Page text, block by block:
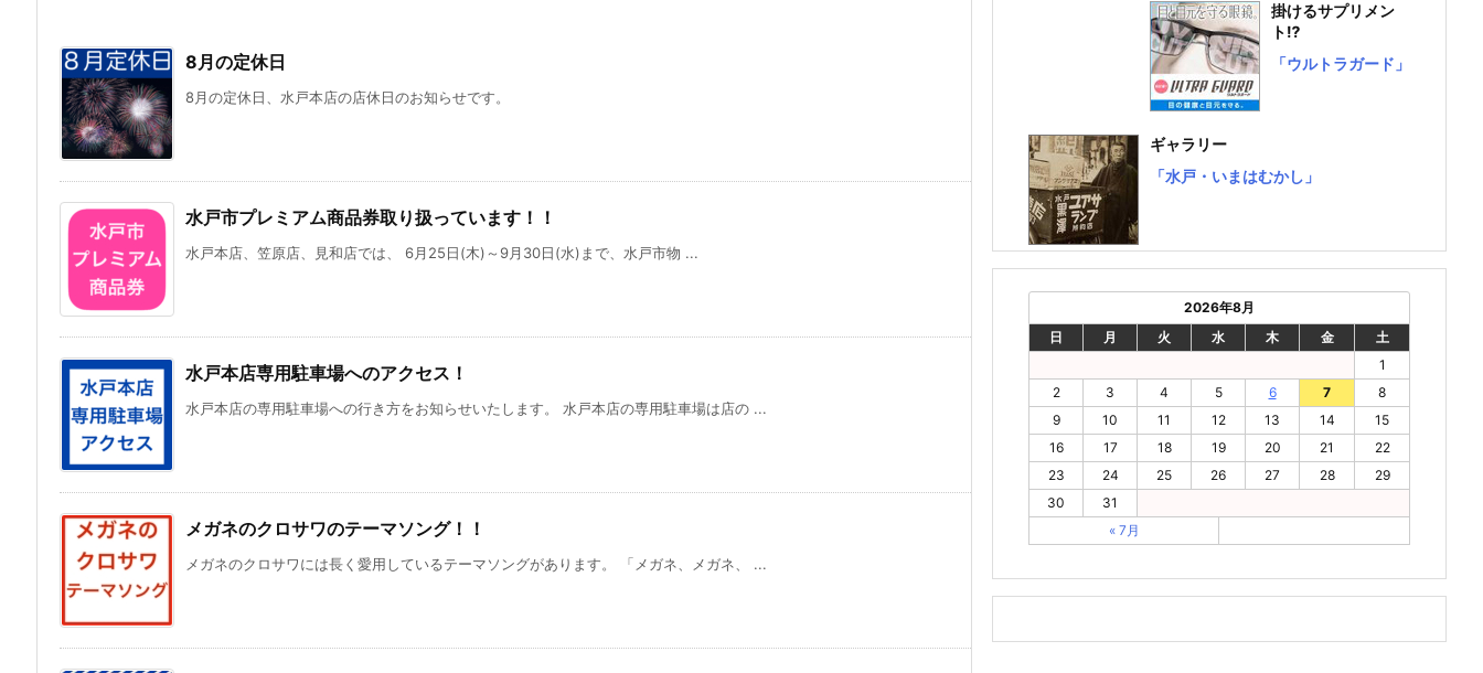
8月の定休日
8月の定休日、水戸本店の店休日のお知らせです。
水戸市プレミアム商品券取り扱っています！！
水戸本店、笠原店、見和店では、 6月25日(木)～9月30日(水)まで、水戸市物 ...
水戸本店専用駐車場へのアクセス！
水戸本店の専用駐車場への行き方をお知らせいたします。 水戸本店の専用駐車場は店の ...
メガネのクロサワのテーマソング！！
メガネのクロサワには長く愛用しているテーマソングがあります。 「メガネ、メガネ、 ...
掛けるサプリメン
ト⁉
「ウルトラガード」
ギャラリー
「水戸・いまはむかし」
2026年8月
日
月 火 水 木 金
土
1
2
3 4 5 6 7
8
9
10 11 12 13 14
15
16
17 18 19 20 21
22
23
24 25 26 27 28
29
30
31
« 7月